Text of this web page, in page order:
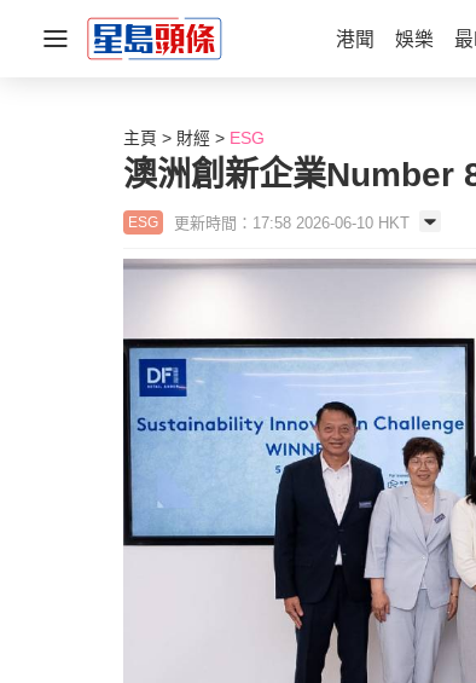
港聞 娛樂
主頁 財經 ESG
澳洲創新企業Number
ESG 更新時間：17:58 2026-06-10 HKT